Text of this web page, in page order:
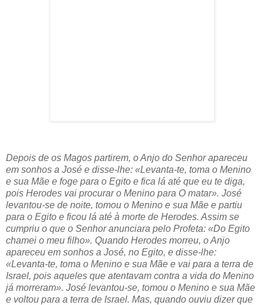
Depois de os Magos partirem, o Anjo do Senhor apareceu
em sonhos a José e disse-lhe: «Levanta-te, toma o Menino
e sua Mãe e foge para o Egito e fica lá até que eu te diga,
pois Herodes vai procurar o Menino para O matar». José
levantou-se de noite, tomou o Menino e sua Mãe e partiu
para o Egito e ficou lá até à morte de Herodes. Assim se
cumpriu o que o Senhor anunciara pelo Profeta: «Do Egito
chamei o meu filho». Quando Herodes morreu, o Anjo
apareceu em sonhos a José, no Egito, e disse-lhe:
«Levanta-te, toma o Menino e sua Mãe e vai para a terra de
Israel, pois aqueles que atentavam contra a vida do Menino
já morreram». José levantou-se, tomou o Menino e sua Mãe
e voltou para a terra de Israel. Mas, quando ouviu dizer que